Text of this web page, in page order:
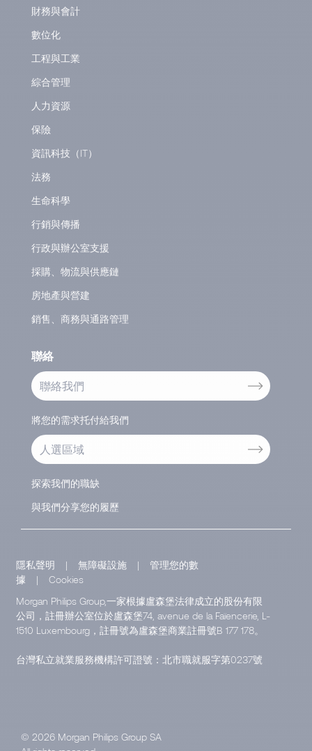
財務與會計
數位化
工程與工業
綜合管理
人力資源
保險
資訊科技（IT）
法務
生命科學
行銷與傳播
行政與辦公室支援
採購、物流與供應鏈
房地產與營建
銷售、商務與通路管理
聯絡
聯絡我們
將您的需求托付給我們
人選區域
探索我們的職缺
與我們分享您的履歷
隱私聲明 | 無障礙設施 |
管理您的數
據
|
Cookies
Morgan Philips Group,一家根據盧森堡法律成立的股份有限
公司，註冊辦公室位於盧森堡74, avenue de la Faïencerie, L-
1510 Luxembourg，註冊號為盧森堡商業註冊號B 177 178。
台灣私立就業服務機構許可證號：北市職就服字第0237號
© 2026 Morgan Philips Group SA